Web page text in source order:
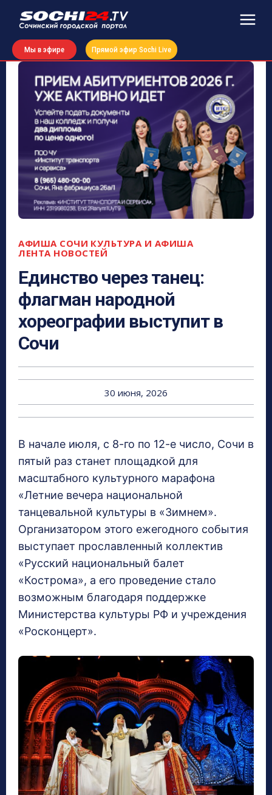
Мы в эфире Прямой эфир Sochi Live
АФИША СОЧИ КУЛЬТУРА И АФИША
ЛЕНТА НОВОСТЕЙ
Единство через танец:
флагман народной
хореографии выступит в
Сочи
30 июня, 2026
В начале июля, с 8-го по 12-е число, Сочи в
пятый раз станет площадкой для
масштабного культурного марафона
«Летние вечера национальной
танцевальной культуры в «Зимнем».
Организатором этого ежегодного события
выступает прославленный коллектив
«Русский национальный балет
«Кострома», а его проведение стало
возможным благодаря поддержке
Министерства культуры РФ и учреждения
«Росконцерт».